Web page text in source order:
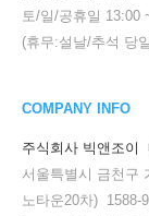
토/일/공휴일 13:00
(휴무:설날/추석 당
COMPANY INFO
주식회사 빅앤조이
서울특별시 금천구
노타운20차) 1588-